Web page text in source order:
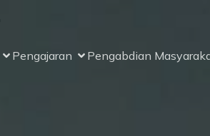
Pengajaran Pengabdian